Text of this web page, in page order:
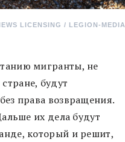
LICENSING / LEGION-MEDIA
мигранты, не
будут
права возвращения.
их дела будут
который и решит,